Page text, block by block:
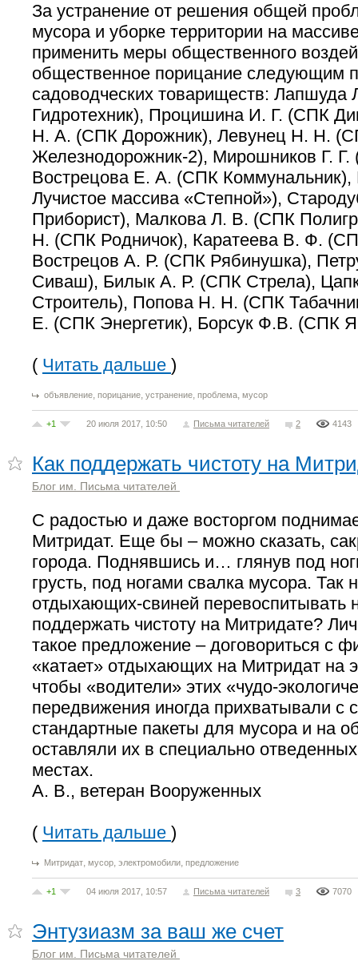
За устранение от решения общей
мусора и уборке территории на
применить меры общественного
общественное порицание следующим
садоводческих товариществ:
Гидротехник), Процишина И. Г. (СПК
Н. А. (СПК Дорожник), Левунец Н. Н.
Железнодорожник-2), Мирошников Г. Г.
Вострецова Е. А. (СПК
Лучистое массива «Степной»),
Приборист), Малкова Л. В. (СПК
Н. (СПК Родничок), Каратеева В. Ф.
Вострецов А. Р. (СПК Рябинушка),
Сиваш), Билык А. Р. (СПК Стрела),
Строитель), Попова Н. Н. (СПК
Е. (СПК Энергетик), Борсук Ф.В. (СПК
( Читать дальше )
объявление, порицание, устранение, проблема, мусор
+1 20 июля 2017, 10:50 Письма читателей 2 4143
Как поддержать чистоту на
Блог им. Письма читателей
С радостью и даже восторгом
Митридат. Еще бы – можно сказать,
города. Поднявшись и… глянув под
грусть, под ногами свалка мусора. Так
отдыхающих-свиней перевоспитывать
поддержать чистоту на Митридате?
такое предложение – договориться с
«катает» отдыхающих на Митридат на
чтобы «водители» этих «чудо-
передвижения иногда прихватывали с
стандартные пакеты для мусора и на
оставляли их в специально
местах.
А. В., ветеран Вооруженных
( Читать дальше )
Митридат, мусор, электромобили, предложение
+1 04 июля 2017, 10:57 Письма читателей 3 7070
Энтузиазм за ваш же счет
Блог им. Письма читателей